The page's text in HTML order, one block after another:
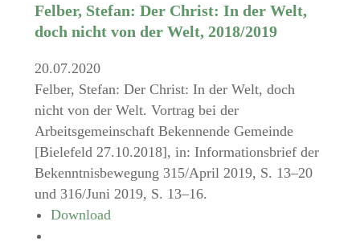
Felber, Stefan: Der Christ: In der Welt,
doch nicht von der Welt, 2018/2019
20.07.2020
Felber, Stefan: Der Christ: In der Welt, doch
nicht von der Welt. Vortrag bei der
Arbeitsgemeinschaft Bekennende Gemeinde
[Bielefeld 27.10.2018], in: Informationsbrief der
Bekenntnisbewegung 315/April 2019, S. 13–20
und 316/Juni 2019, S. 13–16.
Download